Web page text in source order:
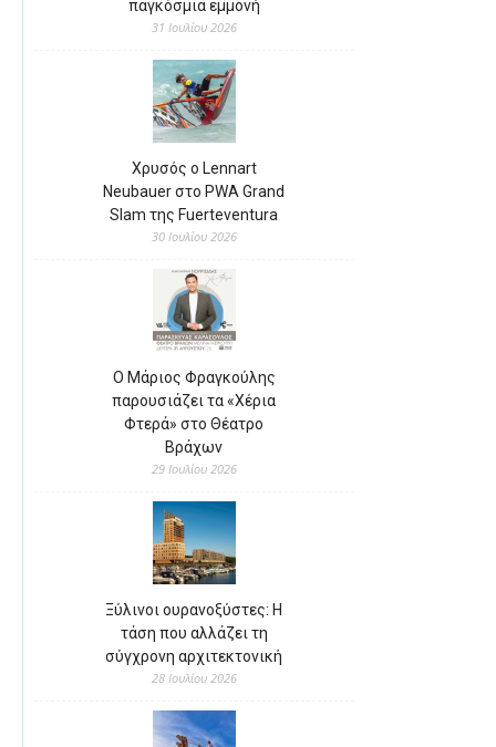
παγκόσμια εμμονή
31 Ιουλίου 2026
Χρυσός ο Lennart
Neubauer στο PWA Grand
Slam της Fuerteventura
30 Ιουλίου 2026
Ο Μάριος Φραγκούλης
παρουσιάζει τα «Χέρια
Φτερά» στο Θέατρο
Βράχων
29 Ιουλίου 2026
Ξύλινοι ουρανοξύστες: Η
τάση που αλλάζει τη
σύγχρονη αρχιτεκτονική
28 Ιουλίου 2026